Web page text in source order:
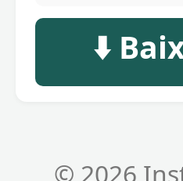
⬇️
© 2026